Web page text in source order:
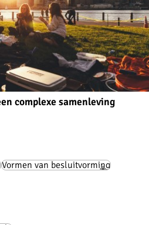
Vormen van besluitvorming
complexe samenleving